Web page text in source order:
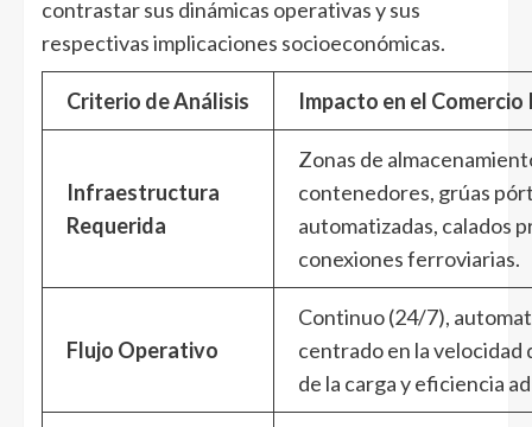
contrastar sus dinámicas operativas y sus
respectivas implicaciones socioeconómicas.
Criterio de Análisis Impacto en el
Infraestructura
Requerida
Zonas de
contenedores, grúas
automatizadas, calados
conexiones ferroviarias.
Flujo Operativo
Continuo (24/7),
centrado en la velocidad
de la carga y eficiencia